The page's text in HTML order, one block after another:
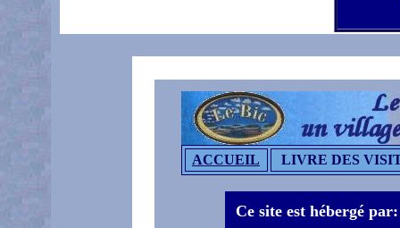
ACCUEIL LIVRE DES
Ce site est hébergé par: